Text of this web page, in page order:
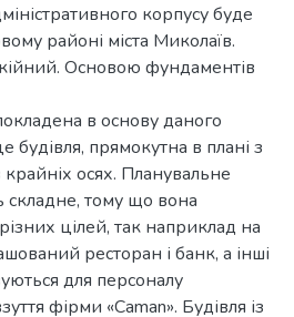
корпусу буде
районі міста Миколаїв.
Основою фундаментів
в основу даного
будівля, прямокутна в плані з
осях. Планувальне
складне, тому що вона
цілей, так наприклад на
ресторан і банк, а інші
для персоналу
фірми «Caman». Будівля із